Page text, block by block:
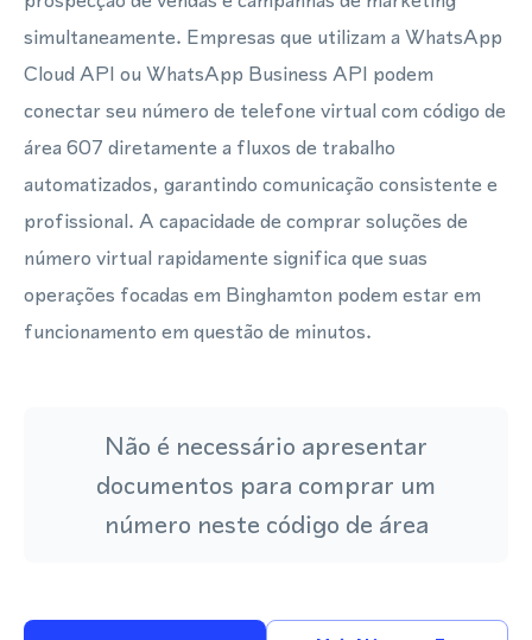
simultaneamente. Empresas que utilizam a WhatsApp
Cloud API ou WhatsApp Business API podem
conectar seu número de telefone virtual com código de
área 607 diretamente a fluxos de trabalho
automatizados, garantindo comunicação consistente e
profissional. A capacidade de comprar soluções de
número virtual rapidamente significa que suas
operações focadas em Binghamton podem estar em
funcionamento em questão de minutos.
Não é necessário apresentar
documentos para comprar um
número neste código de área